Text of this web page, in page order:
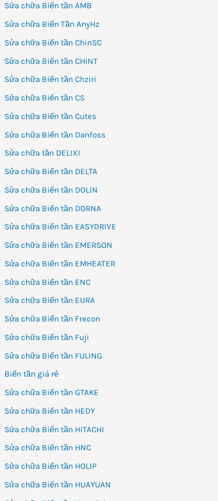
Sửa chữa Biến tần AMB
Sửa chữa Biến Tần AnyHz
Sửa chữa Biến tần ChinSC
Sửa chữa Biến tần CHINT
Sửa chữa Biến tần Chziri
Sửa chữa Biến tần CS
Sửa chữa Biến tần Cutes
Sửa chữa Biến tần Danfoss
Sửa chữa tần DELIXI
Sửa chữa Biến tần DELTA
Sửa chữa Biến tần DOLIN
Sửa chữa Biến tần DORNA
Sửa chữa Biến tần EASYDRIVE
Sửa chữa Biến tần EMERSON
Sửa chữa Biến tần EMHEATER
Sửa chữa Biến tần ENC
Sửa chữa Biến tần EURA
Sửa chữa Biến tần Frecon
Sửa chữa Biến tần Fuji
Sửa chữa Biến tần FULING
Biến tần giá rẻ
Sửa chữa Biến tần GTAKE
Sửa chữa Biến tần HEDY
Sửa chữa Biến tần HITACHI
Sửa chữa Biến tần HNC
Sửa chữa Biến tần HOLIP
Sửa chữa Biến tần HUAYUAN